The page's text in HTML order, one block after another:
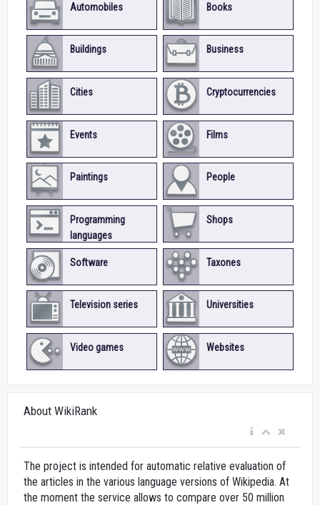
Automobiles Books
Buildings Business
Cities Cryptocurrencies
Events Films
Paintings People
Programming
languages
Shops
Software Taxones
Television series Universities
Video games Websites
About WikiRank
The project is intended for automatic relative evaluation of
the articles in the various language versions of Wikipedia. At
the moment the service allows to compare over 50 million